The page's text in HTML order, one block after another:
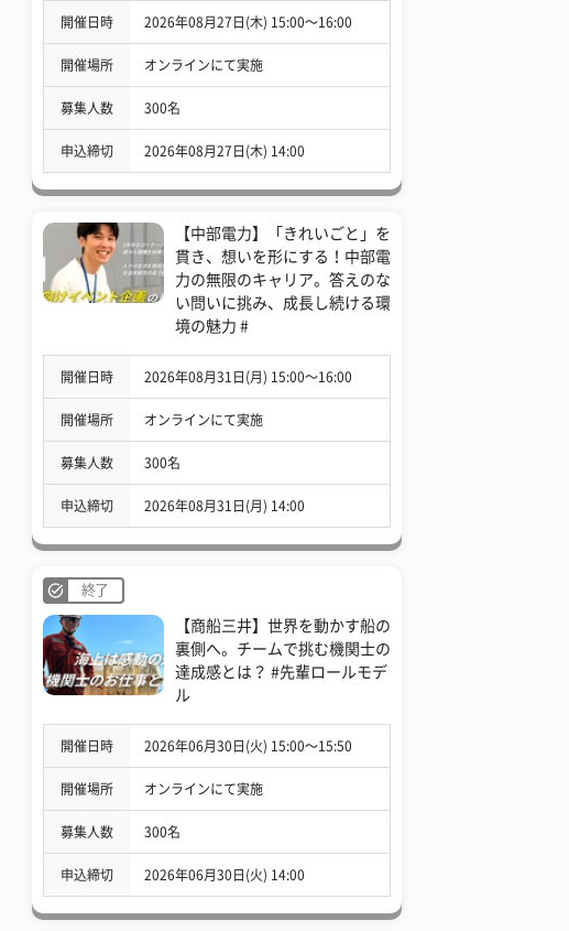
開催日時 2026年08月27日(木) 15:00〜16:00
開催場所 オンラインにて実施
募集人数 300名
申込締切 2026年08月27日(木) 14:00
【中部電力】「きれいごと」を
貫き、想いを形にする！中部電
力の無限のキャリア。答えのな
い問いに挑み、成長し続ける環
境の魅力 #
開催日時 2026年08月31日(月) 15:00〜16:00
開催場所 オンラインにて実施
募集人数 300名
申込締切 2026年08月31日(月) 14:00
終了
【商船三井】世界を動かす船の
裏側へ。チームで挑む機関士の
達成感とは？ #先輩ロールモデ
ル
開催日時 2026年06月30日(火) 15:00〜15:50
開催場所 オンラインにて実施
募集人数 300名
申込締切 2026年06月30日(火) 14:00